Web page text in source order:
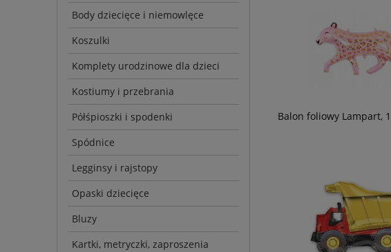
Body dziecięce i niemowlęce
Koszulki
Komplety urodzinowe dla dzieci
Kostiumy i przebrania
Półśpioszki i spodenki
Spódnice
Legginsy i rajstopy
Opaski dziecięce
Bluzy
Kartki, metryczki, zaproszenia
Balon foliowy Lampart,